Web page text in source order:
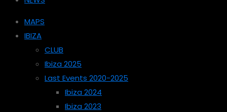
MAPS
IBIZA
CLUB
Ibiza 2025
Last Events 2020-2025
Ibiza 2024
Ibiza 2023